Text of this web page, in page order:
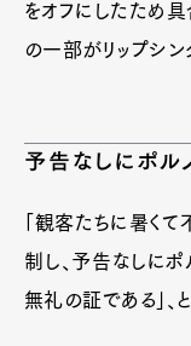
をオフにしたため具
の一部がリップシン
予告なしにポル
「観客たちに暑く
制し、予告なしにポ
無礼の証である」、